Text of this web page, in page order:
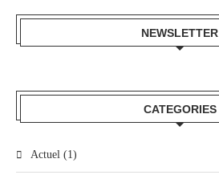
NEWSLETTER
CATEGORIES
Actuel (1)